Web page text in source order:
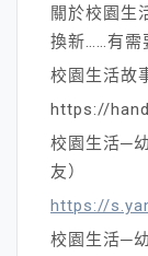
關於校園生
換新……有需
校園生活故
https://
校園生活─
友）
https://
校園生活─